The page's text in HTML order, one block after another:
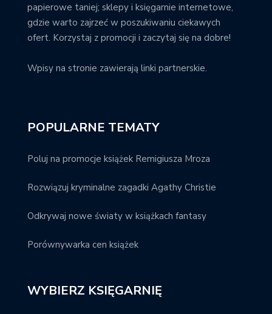
papierowe taniej; sklepy i księgarnie internetowe,
gdzie warto zajrzeć w poszukiwaniu ciekawych
ofert. Korzystaj z promocji i zaczytaj się na dobre!
Wpisy na stronie zawierają linki partnerskie.
POPULARNE TEMATY
Poluj na promocje książek Remigiusza Mroza
Rozwiązuj kryminalne zagadki Agathy Christie
Odkrywaj nowe światy w książkach fantasy
Porównywarka cen książek
WYBIERZ KSIĘGARNIĘ